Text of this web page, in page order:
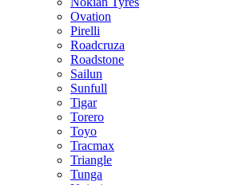
Ovation
Pirelli
Roadcruza
Roadstone
Sailun
Sunfull
Tigar
Torero
Toyo
Tracmax
Triangle
Tunga